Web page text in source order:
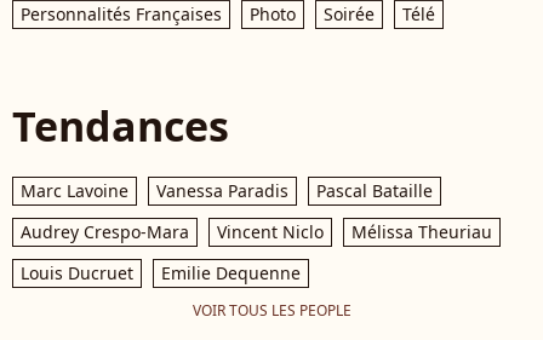
Personnalités Françaises
Photo Soirée Télé
Tendances
Marc Lavoine Vanessa Paradis
Pascal Bataille
Audrey Crespo-Mara
Vincent Niclo
Mélissa Theuriau
Louis Ducruet
Emilie Dequenne
VOIR TOUS LES PEOPLE